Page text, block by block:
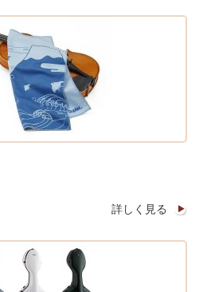
詳しく見る